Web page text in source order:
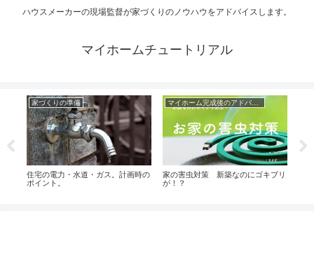
ハウスメーカーの現場監督が家づくりのノウハウをアドバイスします。
マイホームチュートリアル
家づくりの準備
住宅の電力・水道・ガス。計画時の
ポイント。
マイホーム完成後のアドバイス
家の害虫対策 新築なのにゴキブリ
が！？